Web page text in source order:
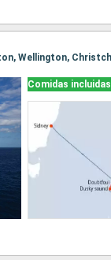
Comidas incluidas